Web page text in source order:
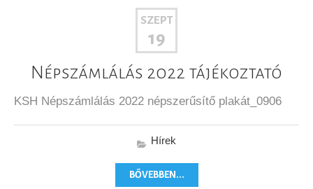
SZEPT
19
Népszámlálás 2022 tájékoztató
KSH Népszámlálás 2022 népszerűsítő plakát_0906
Hírek
BŐVEBBEN...